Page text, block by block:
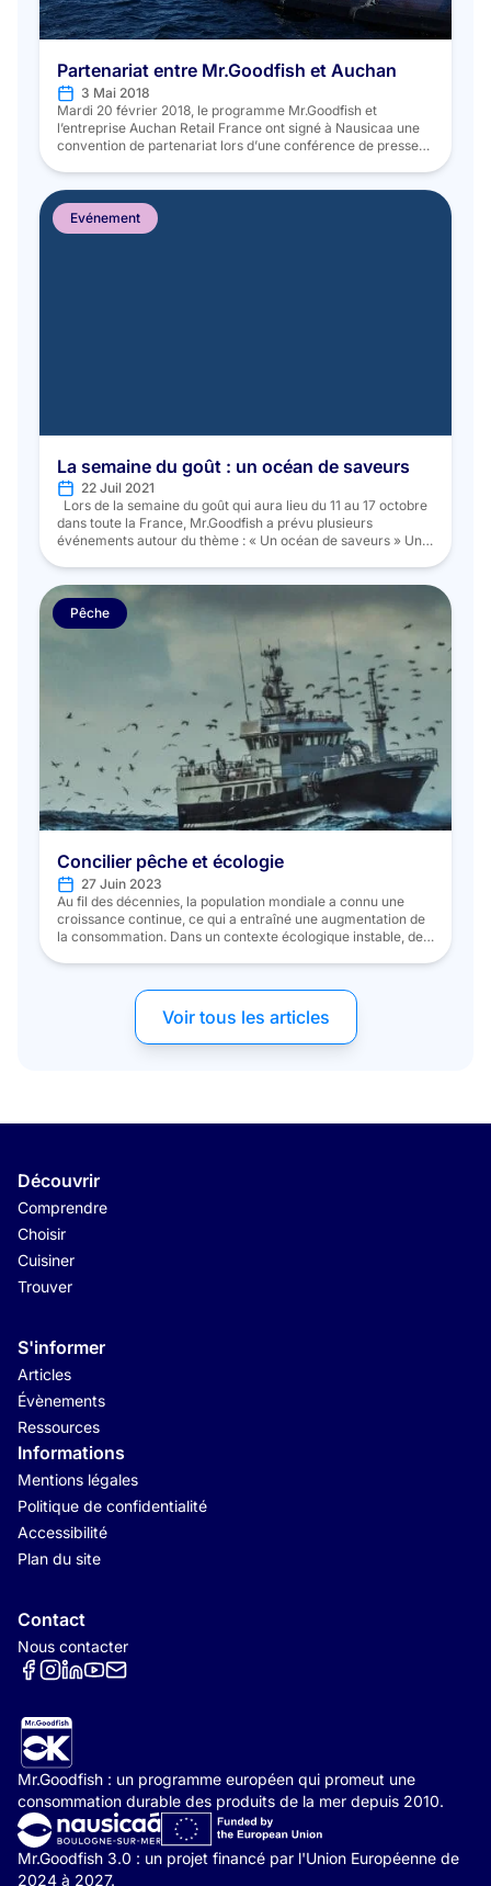
Partenariat entre Mr.Goodfish et Auchan
3 Mai 2018
Mardi 20 février 2018, le programme Mr.Goodfish et
l’entreprise Auchan Retail France ont signé à Nausicaa une
convention de partenariat lors d’une conférence de presse
en tant qu’acteur humain et responsable​, Auchan Retail
France va désormais […]
Evénement
La semaine du goût : un océan de saveurs
22 Juil 2021
Lors de la semaine du goût qui aura lieu du 11 au 17 octobre
dans toute la France, Mr.Goodfish a prévu plusieurs
événements autour du thème : « Un océan de saveurs » Un
saveurs ». […]
Pêche
Concilier pêche et écologie
27 Juin 2023
Au fil des décennies, la population mondiale a connu une
croissance continue, ce qui a entraîné une augmentation de
la consommation. Dans un contexte écologique instable, de
significative de la consommation de produits aquatiques par
habitant. Par exemple, la consommation […]
Voir tous les articles
Découvrir
Comprendre
Choisir
Cuisiner
Trouver
S'informer
Articles
Évènements
Ressources
Informations
Mentions légales
Politique de confidentialité
Accessibilité
Plan du site
Contact
Nous contacter
Réseaux sociaux
Mr.Goodfish : un programme européen qui promeut une
consommation durable des produits de la mer depuis 2010.
Mr.Goodfish 3.0 : un projet financé par l'Union Européenne de
2024 à 2027.